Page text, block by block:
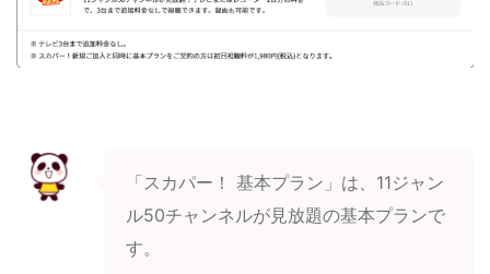
「スカパー！ 基本プラン」は、11ジャン
ル50チャンネルが見放題の基本プランで
す。